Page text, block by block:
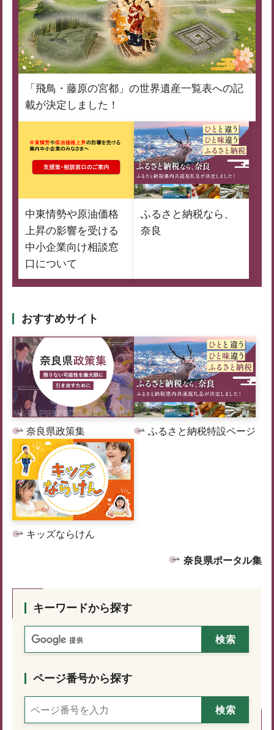
「飛鳥・藤原の宮都」の世界遺産一覧表への記
載が決定しました！
中東情勢や原油価格
上昇の影響を受ける
中小企業向け相談窓
口について
ふるさと納税なら、
奈良
おすすめサイト
奈良県政策集 ふるさと納税特設ページ
キッズならけん
奈良県ポータル集
キーワードから探す
ページ番号から探す